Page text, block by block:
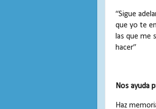
“Sigue
que yo te
las que me
hacer”
Nos ayuda
Haz